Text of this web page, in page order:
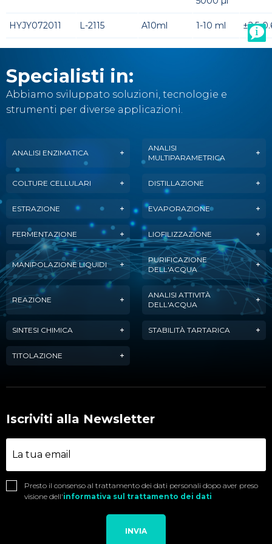
HYJY072011 L-2115 A10ml 1-10 ml ±2.5-
Specialisti in:
Abbiamo sviluppato soluzioni, tecnologie e
strumenti per diverse applicazioni.
ANALISI ENZIMATICA
ANALISI
MULTIPARAMETRICA
COLTURE CELLULARI DISTILLAZIONE
ESTRAZIONE EVAPORAZIONE
FERMENTAZIONE LIOFILIZZAZIONE
MANIPOLAZIONE LIQUIDI
PURIFICAZIONE
DELL'ACQUA
REAZIONE
ANALISI ATTIVITÀ
DELL'ACQUA
SINTESI CHIMICA STABILITÀ TARTARICA
TITOLAZIONE
Iscriviti alla Newsletter
Presto il consenso al trattamento dei dati personali dopo aver preso
visione dell'informativa sul trattamento dei dati
INVIA